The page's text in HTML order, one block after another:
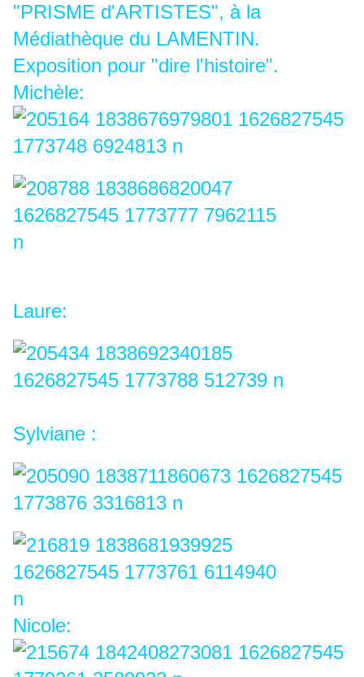
"PRISME d'ARTISTES", à la
Médiathèque du LAMENTIN.
Exposition pour "dire l'histoire".
Michèle:
Laure:
Sylviane :
Nicole: